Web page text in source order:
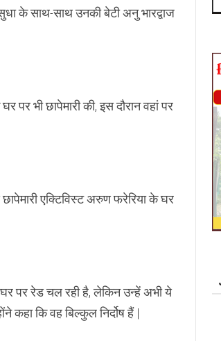
के साथ-साथ उनकी बेटी अनु भारद्वाज
पर भी छापेमारी की, इस दौरान वहां पर
एक्टिविस्ट अरुण फरेरिया के घर
पर रेड चल रही है, लेकिन उन्हें अभी ये
कहा कि वह बिल्कुल निर्दोष हैं |